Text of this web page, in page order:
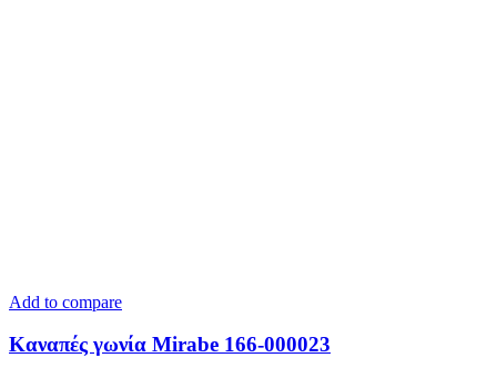
Add to compare
Καναπές γωνία Mirabe 166-000023